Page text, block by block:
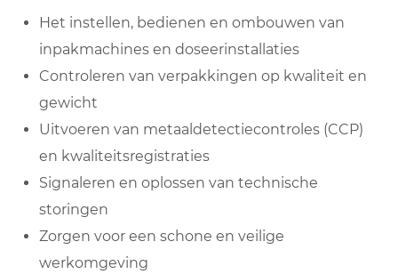
Het instellen, bedienen en ombouwen van
inpakmachines en doseerinstallaties
Controleren van verpakkingen op kwaliteit en
gewicht
Uitvoeren van metaaldetectiecontroles (CCP)
en kwaliteitsregistraties
Signaleren en oplossen van technische
storingen
Zorgen voor een schone en veilige
werkomgeving